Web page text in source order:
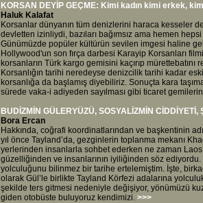
KORSAN DEYİP GEÇME: Kimi kadın kimi erkek,
Haluk Kalafat
Korsanlar dünyanın tüm denizlerini haraca kesseler
devletten izinliydi, bazıları bağımsız ama hemen
Günümüzde popüler kültürün sevilen imgesi haline
Hollywood'un son fırça darbesi Karayip Korsanları
korsanların Türk kargo gemisini kaçırıp mürettebatını
Korsanlığın tarihi neredeyse denizcilik tarihi kadar
korsanlığa da başlamış diyebiliriz. Sonuçta kara
sürede vaka-i adiyeden sayılması gibi ticaret
BUDİZMİN GÜLERYÜZÜ, SOSYALİZMİN
Bora Ercan
Hakkında, coğrafi koordinatlarından ve başkentinin
yıl önce Tayland’da, gezginlerin toplanma mekanı
yerlerinden insanlarla sohbet ederken ne zaman
güzelliğinden ve insanlarının iyiliğinden söz
yolculuğunu bilinmez bir tarihe ertelemiştim. İşte,
olarak Gül’le birlikte Tayland Körfezi adalarına
şekilde ters gitmesi nedeniyle değişiyor, yönümüzü
giden otobüste buluyoruz kendimizi. >>>